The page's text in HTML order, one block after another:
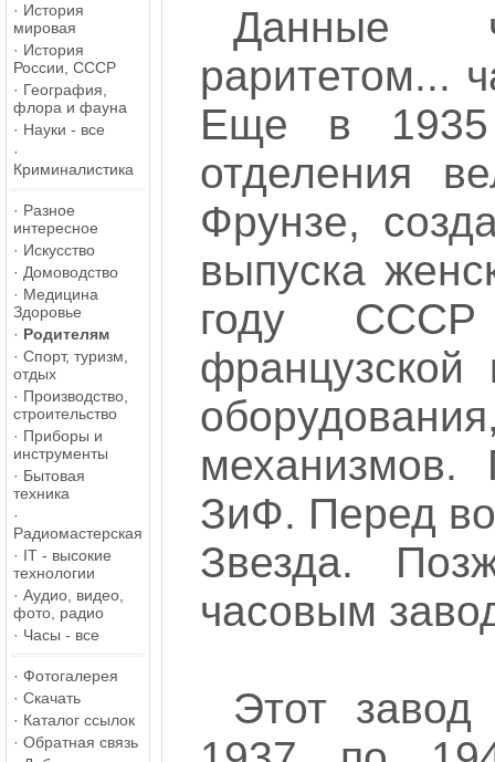
· История
мировая
· История
России, СССР
· География,
флора и фауна
· Науки - все
·
Криминалистика
· Разное
интересное
· Искусство
· Домоводство
· Медицина
Здоровье
· Родителям
· Спорт, туризм,
отдых
· Производство,
строительство
· Приборы и
инструменты
· Бытовая
техника
·
Радиомастерская
· IT - высокие
технологии
· Аудио, видео,
фото, радио
· Часы - все
· Фотогалерея
· Скачать
· Каталог ссылок
· Обратная связь
Данные
раритетом...
Еще в
отделения
Фрунзе,
выпуска
году СССР
французской
механизмов.
ЗиФ. Перед
Звезда.
часовым
Этот